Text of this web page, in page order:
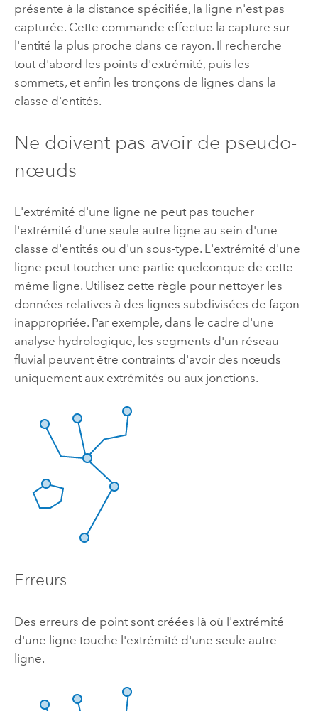
présente à la distance spécifiée, la ligne n'est pas
capturée. Cette commande effectue la capture sur
l'entité la plus proche dans ce rayon. Il recherche
tout d'abord les points d'extrémité, puis les
sommets, et enfin les tronçons de lignes dans la
classe d'entités.
Ne doivent pas avoir de pseudo-
nœuds
L'extrémité d'une ligne ne peut pas toucher
l'extrémité d'une seule autre ligne au sein d'une
classe d'entités ou d'un sous-type. L'extrémité d'une
ligne peut toucher une partie quelconque de cette
même ligne. Utilisez cette règle pour nettoyer les
données relatives à des lignes subdivisées de façon
inappropriée. Par exemple, dans le cadre d'une
analyse hydrologique, les segments d'un réseau
fluvial peuvent être contraints d'avoir des nœuds
uniquement aux extrémités ou aux jonctions.
Erreurs
Des erreurs de point sont créées là où l'extrémité
d'une ligne touche l'extrémité d'une seule autre
ligne.